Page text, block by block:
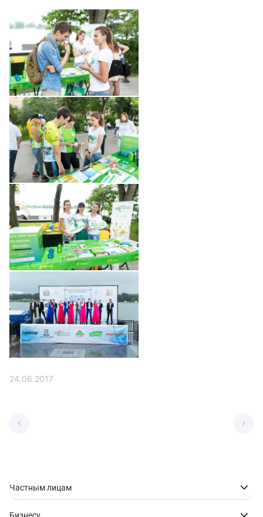
24.06.2017
Частным лицам
Бизнесу